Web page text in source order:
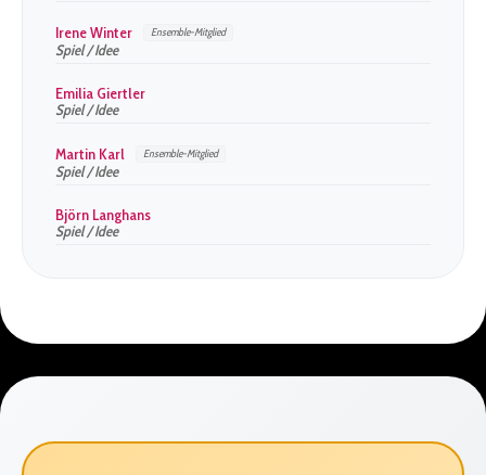
Irene Winter Ensemble-Mitglied
Spiel / Idee
Emilia Giertler
Spiel / Idee
Martin Karl Ensemble-Mitglied
Spiel / Idee
Björn Langhans
Spiel / Idee